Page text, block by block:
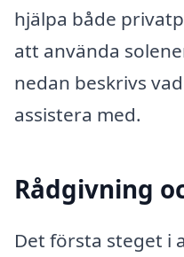
hjälpa både
att använda
nedan beskrivs
assistera med.
Rådgivning
Det första steget i